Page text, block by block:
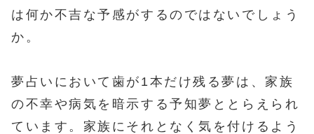
は何か不吉な予感がするのではないでしょう
か。
夢占いにおいて歯が1本だけ残る夢は、家族
の不幸や病気を暗示する予知夢ととらえられ
ています。家族にそれとなく気を付けるよう